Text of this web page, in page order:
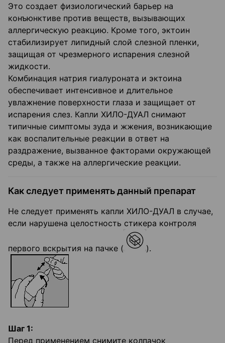
Это создает физиологический барьер на
конъюнктиве против веществ, вызывающих
аллергическую реакцию. Кроме того, эктоин
стабилизирует липидный слой слезной пленки,
защищая от чрезмерного испарения слезной
жидкости.
Комбинация натрия гиалуроната и эктоина
обеспечивает интенсивное и длительное
увлажнение поверхности глаза и защищает от
испарения слез. Капли ХИЛО-ДУАЛ снимают
типичные симптомы зуда и жжения, возникающие
как воспалительные реакции в ответ на
раздражение, вызванное факторами окружающей
среды, а также на аллергические реакции.
Как следует применять данный препарат
Не следует применять капли ХИЛО-ДУАЛ в случае,
если нарушена целостность стикера контроля
первого вскрытия на пачке ( ).
Шаг 1:
Перед применением снимите колпачок